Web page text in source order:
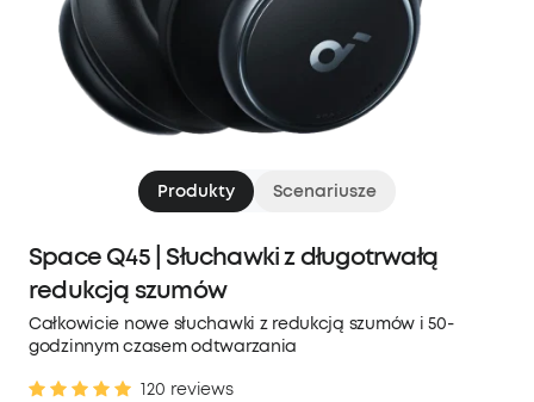
Produkty Scenariusze
Space Q45 | Słuchawki z długotrwałą
redukcją szumów
Całkowicie nowe słuchawki z redukcją szumów i 50-
godzinnym czasem odtwarzania
120 reviews